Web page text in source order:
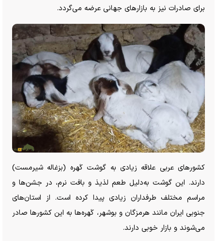
برای صادرات نیز به بازار‌های جهانی عرضه می‌گردد.
کشورهای عربی علاقه زیادی به گوشت کَهره (بزغاله شیرمست)
دارند. این گوشت به‌دلیل طعم لذیذ و بافت نرم، در جشن‌ها و
مراسم‌ مختلف طرفداران زیادی پیدا کرده است. از استان‌های
جنوبی ایران مانند هرمزگان و بوشهر، کَهره‌ها به این کشورها صادر
می‌شوند و بازار خوبی دارند.